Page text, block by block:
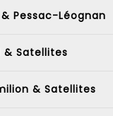
Pessac-Léognan
& Satellites
& Satellites